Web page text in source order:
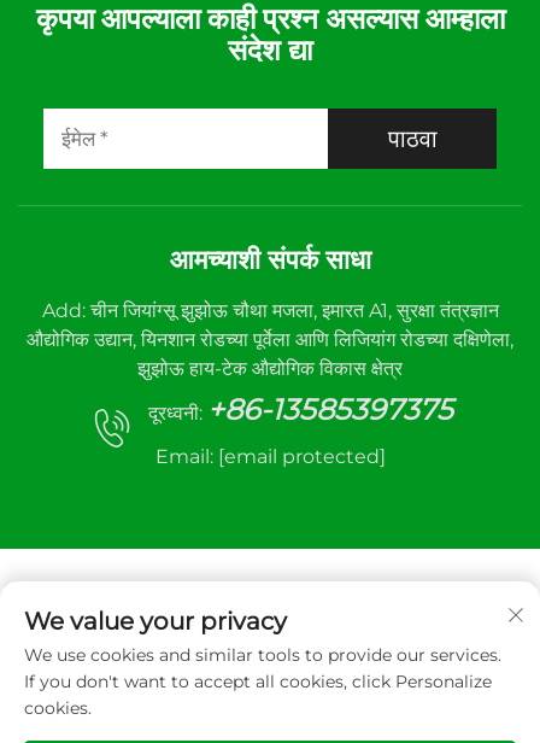
कृपया आपल्याला काही प्रश्न असल्यास आम्हाला
संदेश द्या
पाठवा
आमच्याशी संपर्क साधा
Add: चीन जियांग्सू झुझोऊ चौथा मजला, इमारत A1, सुरक्षा तंत्रज्ञान
औद्योगिक उद्यान, यिनशान रोडच्या पूर्वेला आणि लिजियांग रोडच्या दक्षिणेला,
झुझोऊ हाय-टेक औद्योगिक विकास क्षेत्र
दूरध्वनी: +86-13585397375
Email: [email protected]
कॉपीराइट © २०२५ झुझोउ सान्हे ऑटोमॅटिक कंट्रोल इक्विपमेंट कंपनी
लिमिटेड. सर्व हक्क राखीव.
We value your privacy
We use cookies and similar tools to provide our services.
If you don't want to accept all cookies, click Personalize
cookies.